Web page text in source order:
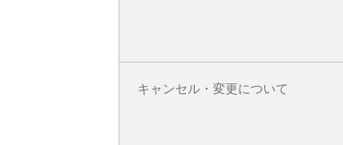
キャンセル・変更について